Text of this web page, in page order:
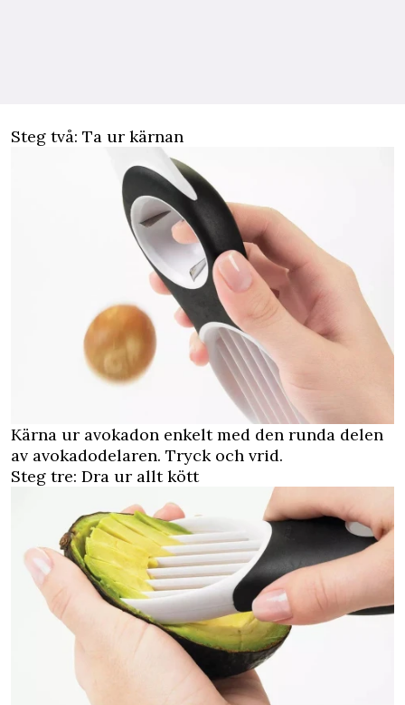
Steg två: Ta ur kärnan
Kärna ur avokadon enkelt med den runda delen
av avokadodelaren. Tryck och vrid.
Steg tre: Dra ur allt kött